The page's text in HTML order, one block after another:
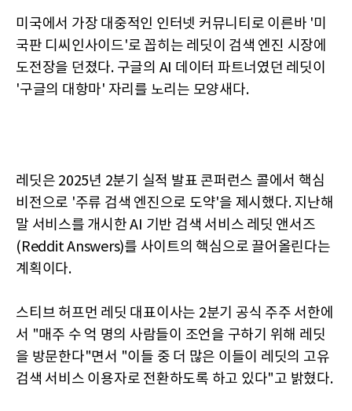
미국에서 가장 대중적인 인터넷 커뮤니티로 이른바 '미
국판 디씨인사이드'로 꼽히는 레딧이 검색 엔진 시장에
도전장을 던졌다. 구글의 AI 데이터 파트너였던 레딧이
'구글의 대항마' 자리를 노리는 모양새다.
레딧은 2025년 2분기 실적 발표 콘퍼런스 콜에서 핵심
비전으로 '주류 검색 엔진으로 도약'을 제시했다. 지난해
말 서비스를 개시한 AI 기반 검색 서비스 레딧 앤서즈
(Reddit Answers)를 사이트의 핵심으로 끌어올린다는
계획이다.
스티브 허프먼 레딧 대표이사는 2분기 공식 주주 서한에
서 "매주 수 억 명의 사람들이 조언을 구하기 위해 레딧
을 방문한다"면서 "이들 중 더 많은 이들이 레딧의 고유
검색 서비스 이용자로 전환하도록 하고 있다"고 밝혔다.